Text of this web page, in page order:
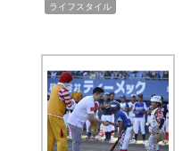
ライフスタイル